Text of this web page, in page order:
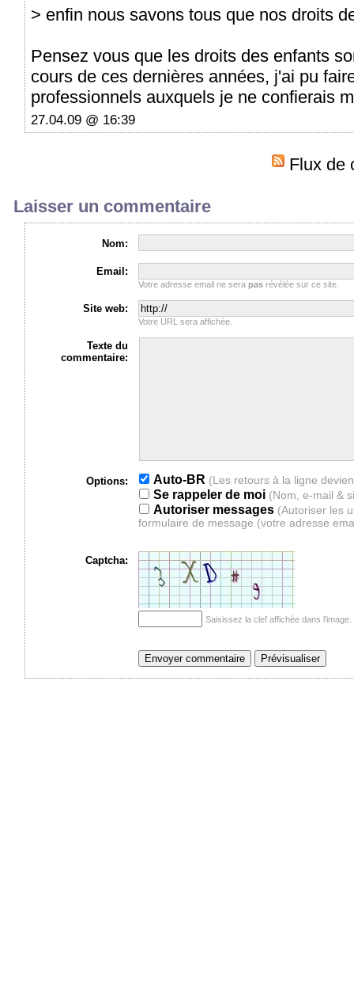
> enfin nous savons tous que nos droits
Pensez vous que les droits des enfants
cours de ces dernières années, j'ai pu
professionnels auxquels je ne confierais
27.04.09 @ 16:39
Flux de
Laisser un commentaire
Nom:
Email:
Votre adresse email ne serapas révélée sur ce site.
Site web:
Votre URL sera affichée.
Texte du
commentaire:
Options:
Auto-BR
Se rappeler de moi (Nom, e-mail &
Autoriser messages (Autoriser les
formulaire de message (votre adresse
Captcha:
Saisissez la clef affichée dans